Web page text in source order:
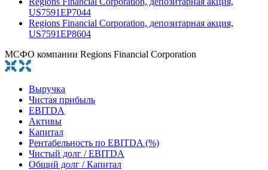
US7591EP7044
Regions Financial Corporation, депозитарная акция,
US7591EP8604
МСФО компании Regions Financial Corporation
Выручка
Чистая прибыль
EBITDA
Активы
Капитал
Рентабельность по EBITDA (%)
Чистый долг / EBITDA
Общий долг / Капитал